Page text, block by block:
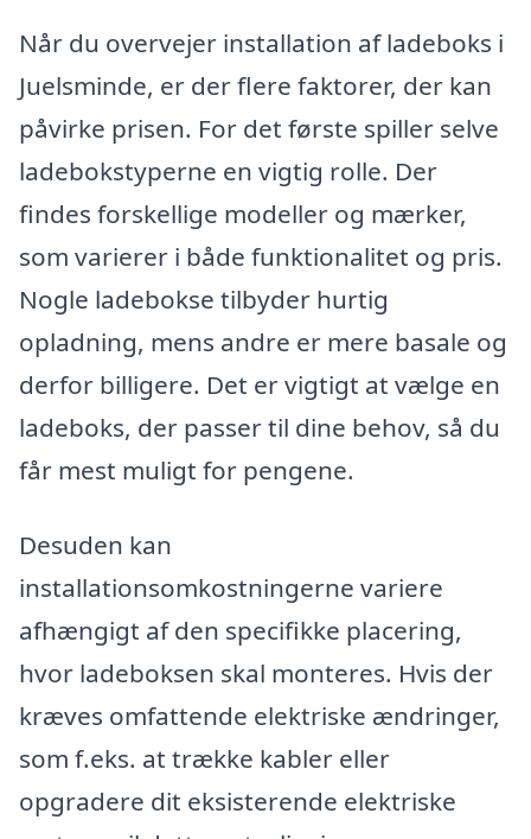
Når du overvejer installation af ladeboks i
Juelsminde, er der flere faktorer, der kan
påvirke prisen. For det første spiller selve
ladebokstyperne en vigtig rolle. Der
findes forskellige modeller og mærker,
som varierer i både funktionalitet og pris.
Nogle ladebokse tilbyder hurtig
opladning, mens andre er mere basale og
derfor billigere. Det er vigtigt at vælge en
ladeboks, der passer til dine behov, så du
får mest muligt for pengene.
Desuden kan
installationsomkostningerne variere
afhængigt af den specifikke placering,
hvor ladeboksen skal monteres. Hvis der
kræves omfattende elektriske ændringer,
som f.eks. at trække kabler eller
opgradere dit eksisterende elektriske